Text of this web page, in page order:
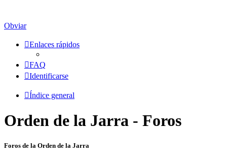
Obviar
Enlaces rápidos
FAQ
Identificarse
Índice general
Orden de la Jarra - Foros
Foros de la Orden de la Jarra